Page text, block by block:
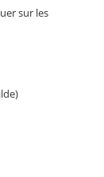
sur les